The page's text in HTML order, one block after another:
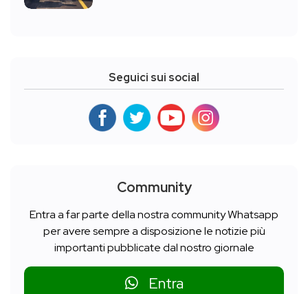
Seguici sui social
Community
Entra a far parte della nostra community Whatsapp
per avere sempre a disposizione le notizie più
importanti pubblicate dal nostro giornale
Entra